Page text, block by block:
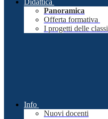
Didattica
Panoramica
Offerta formativa
I progetti delle classi
Info
Nuovi docenti